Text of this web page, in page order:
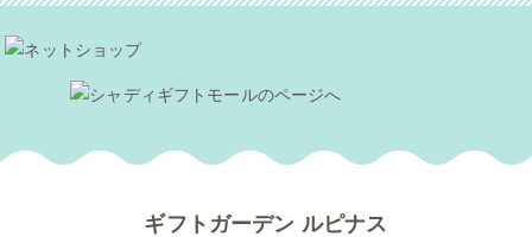
ギフトガーデン ルピナス